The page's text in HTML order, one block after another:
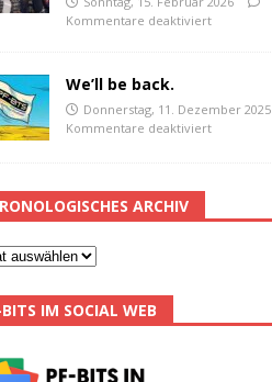
Kommentare deaktiviert
We’ll be back.
Donnerstag, 11. Dezember 2025
Kommentare deaktiviert
ARCHIV
IM SOCIAL WEB